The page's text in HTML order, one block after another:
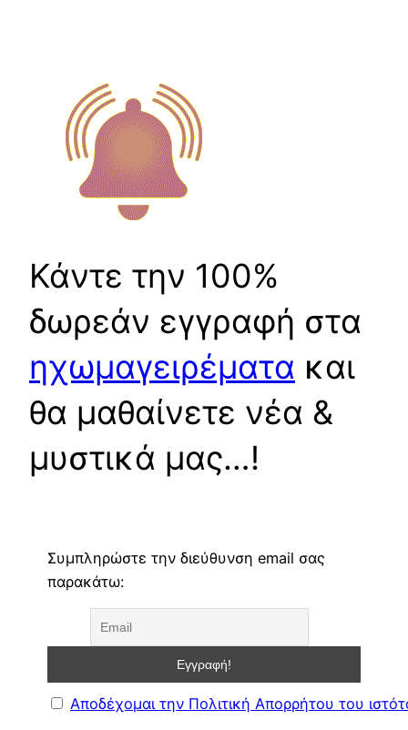
Κάντε την 100%
δωρεάν εγγραφή στα
ηχωμαγειρέματα και
θα μαθαίνετε νέα &
μυστικά μας…!
Συμπληρώστε την διεύθυνση email σας
παρακάτω:
Αποδέχομαι την Πολιτική Απορρήτου του